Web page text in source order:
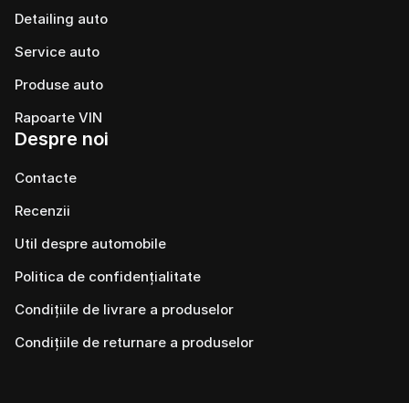
Detailing auto
Service auto
Produse auto
Rapoarte VIN
Despre noi
Contacte
Recenzii
Util despre automobile
Politica de confidențialitate
Condițiile de livrare a produselor
Condițiile de returnare a produselor